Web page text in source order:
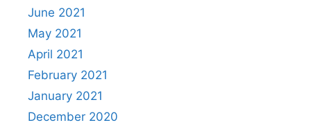
June 2021
May 2021
April 2021
February 2021
January 2021
December 2020